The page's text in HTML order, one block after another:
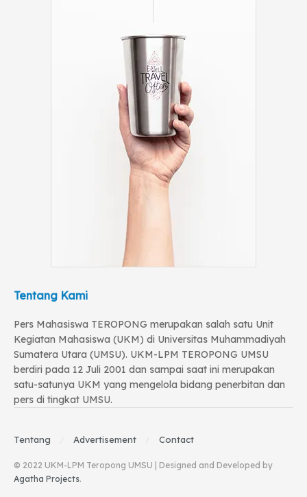
Tentang Kami
Pers Mahasiswa TEROPONG merupakan salah satu Unit
Kegiatan Mahasiswa (UKM) di Universitas Muhammadiyah
Sumatera Utara (UMSU). UKM-LPM TEROPONG UMSU
berdiri pada 12 Juli 2001 dan sampai saat ini merupakan
satu-satunya UKM yang mengelola bidang penerbitan dan
pers di tingkat UMSU.
Tentang Advertisement Contact
© 2022 UKM-LPM Teropong UMSU | Designed and Developed by
Agatha Projects.